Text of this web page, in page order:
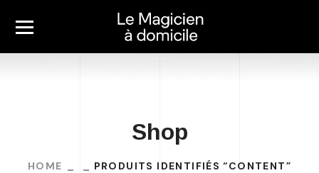
Shop
HOME PRODUITS IDENTIFIÉS “CONTENT”